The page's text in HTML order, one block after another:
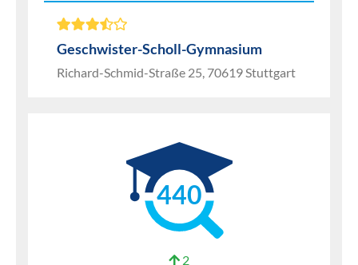
Geschwister-Scholl-Gymnasium
Richard-Schmid-Straße 25, 70619 Stuttgart
440
2